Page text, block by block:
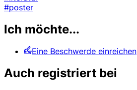
#poster
Ich möchte...
Eine Beschwerde einreichen
Auch registriert bei